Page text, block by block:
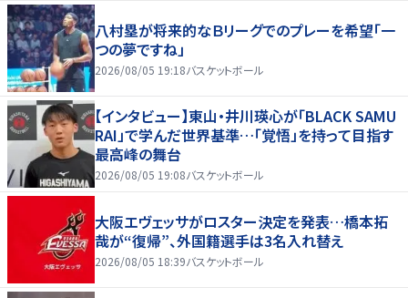
八村塁が将来的なＢリーグでのプレーを希望「一
つの夢ですね」
2026/08/05 19:18バスケットボール
【インタビュー】東山・井川瑛心が「BLACK SAMU
RAI」で学んだ世界基準…「覚悟」を持って目指す
最高峰の舞台
2026/08/05 19:08バスケットボール
大阪エヴェッサがロスター決定を発表…橋本拓
哉が“復帰”、外国籍選手は3名入れ替え
2026/08/05 18:39バスケットボール